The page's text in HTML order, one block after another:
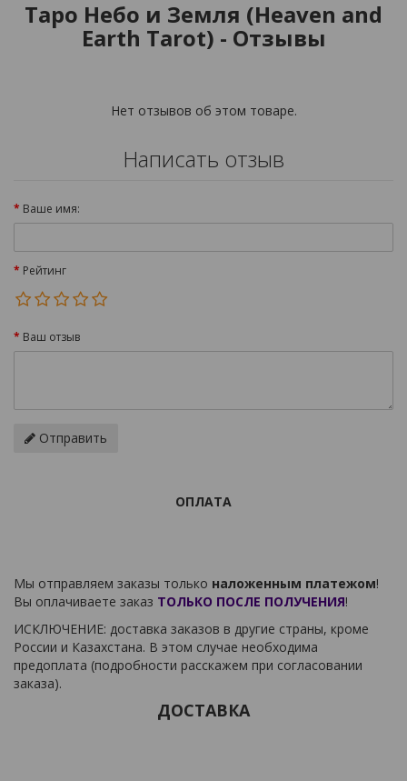
Таро Небо и Земля (Heaven and
Earth Tarot) - Отзывы
Нет отзывов об этом товаре.
Написать отзыв
Ваше имя:
Рейтинг
Ваш отзыв
Отправить
ОПЛАТА
Мы отправляем заказы только наложенным платежом!
Вы оплачиваете заказ ТОЛЬКО ПОСЛЕ ПОЛУЧЕНИЯ!
ИСКЛЮЧЕНИЕ: доставка заказов в другие страны, кроме
России и Казахстана. В этом случае необходима
предоплата (подробности расскажем при согласовании
заказа).
ДОСТАВКА